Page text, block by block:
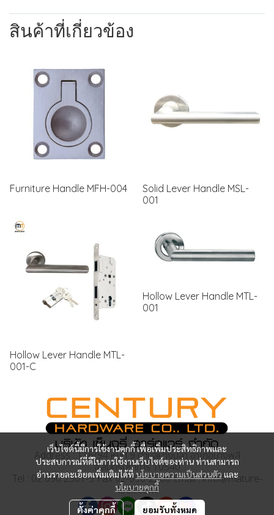
สินค้าที่เกี่ยวข้อง
Furniture Handle MFH-004
Solid Lever Handle MSL-
001
Hollow Lever Handle MTL-
001-C
Hollow Lever Handle MTL-
001
เว็บไซต์นี้มีการใช้งานคุกกี้ เพื่อเพิ่มประสิทธิภาพและ
ประสบการณ์ที่ดีในการใช้งานเว็บไซต์ของท่าน ท่านสามารถ
อ่านรายละเอียดเพิ่มเติมได้ที่นโยบายความเป็นส่วนตัว และ
นโยบายคุกกี้
ตั้งค่าคุกกี้ ยอมรับทั้งหมด
Address : 116/94 หมู่ที่ 9 ตำบลบางปลา อำเภอบางพลี
จ.สมุทรปราการ 10540
Tel : 02 090 2501-5 Fax 02-090-2506 Email : info@mature-
lock.com